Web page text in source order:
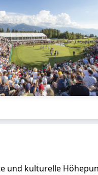
und kulturelle